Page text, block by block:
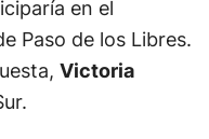
en el
Paso de los Libres.
Victoria